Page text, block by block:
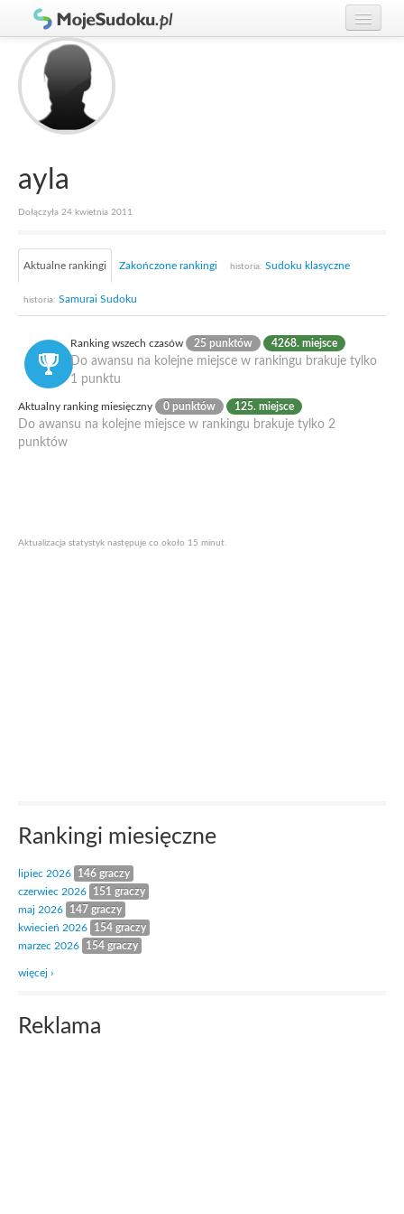
Graj w Sudoku!
Zasady Sudoku
Rankingi
Gracze
ayla
Dołączyła 24 kwietnia 2011
Aktualne rankingi Zakończone rankingi historia: Sudoku klasyczne
historia: Samurai Sudoku
Ranking wszech czasów 25 punktów 4268. miejsce
Do awansu na kolejne miejsce w rankingu brakuje tylko
1 punktu
Aktualny ranking miesięczny 0 punktów 125. miejsce
Do awansu na kolejne miejsce w rankingu brakuje tylko 2
punktów
Aktualizacja statystyk następuje co około 15 minut.
Rankingi miesięczne
lipiec 2026
146 graczy
czerwiec 2026
151 graczy
maj 2026
147 graczy
kwiecień 2026
154 graczy
marzec 2026
154 graczy
więcej ›
Reklama